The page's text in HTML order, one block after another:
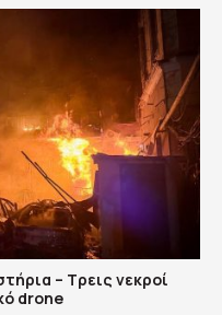
– Τρεις νεκροί
drone